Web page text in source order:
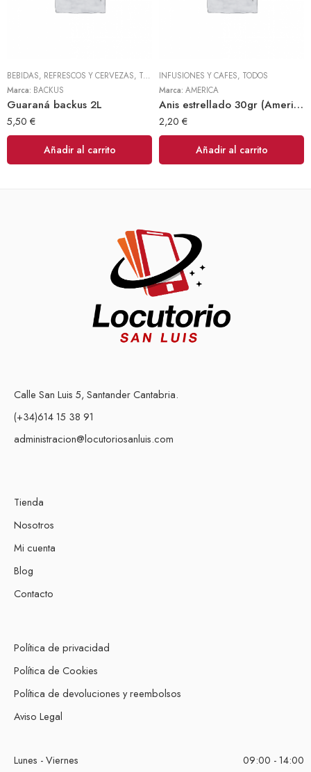
BEBIDAS, REFRESCOS Y CERVEZAS, TODOS
Marca: BACKUS
Guaraná backus 2L
5,50 €
Añadir al carrito
INFUSIONES Y CAFES, TODOS
Marca: AMERICA
Anis estrellado 30gr (America)
2,20 €
Añadir al carrito
Calle San Luis 5, Santander Cantabria.
(+34)614 15 38 91
administracion@locutoriosanluis.com
Tienda
Nosotros
Mi cuenta
Blog
Contacto
Política de privacidad
Política de Cookies
Política de devoluciones y reembolsos
Aviso Legal
Lunes - Viernes
09:00 - 14:00